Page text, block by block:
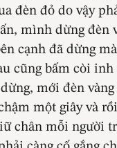
đèn đỏ do vậy
mình dừng đèn
cạnh đã dừng
cũng bấm còi
mới đèn
một giây và
chân mỗi người